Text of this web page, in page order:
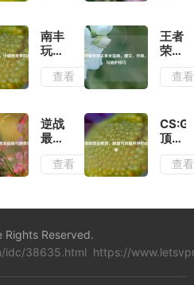
价格
与性
推荐
议，
游戏
行业
如何
平衡
与记
忆留
存？
南丰
玩家
制霸
和平
小城
电竞
梦的
崛起
查看
王者
荣耀
亲密
关系
建
立、
级、
解除
护技
查看
逆战
最划
算充
值攻
指南
费技
巧
查看
顶级
饰品
与价
必入
查看
Rights Reserved.
idc/38635.html https://